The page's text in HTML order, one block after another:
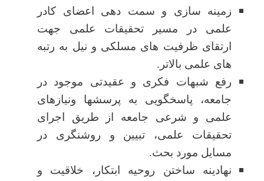
زمینه سازی و سمت دهی اعضای کادر
علمی در مسیر تحقیقات علمی جهت
ارتقای ظرفیت های مسلکی و نیل به رتبه
های علمی بالاتر.
رفع شبهات فکری و عقیدتی موجود در
جامعه، پاسخگویی به پرسشها ونیازهای
علمی و شرعی جامعه از طریق اجرای
تحقیقات علمی، تبیین و روشنگری در
مسایل مورد بحث.
نهادینه ساختن روحیه ابتکار، خلاقیت و